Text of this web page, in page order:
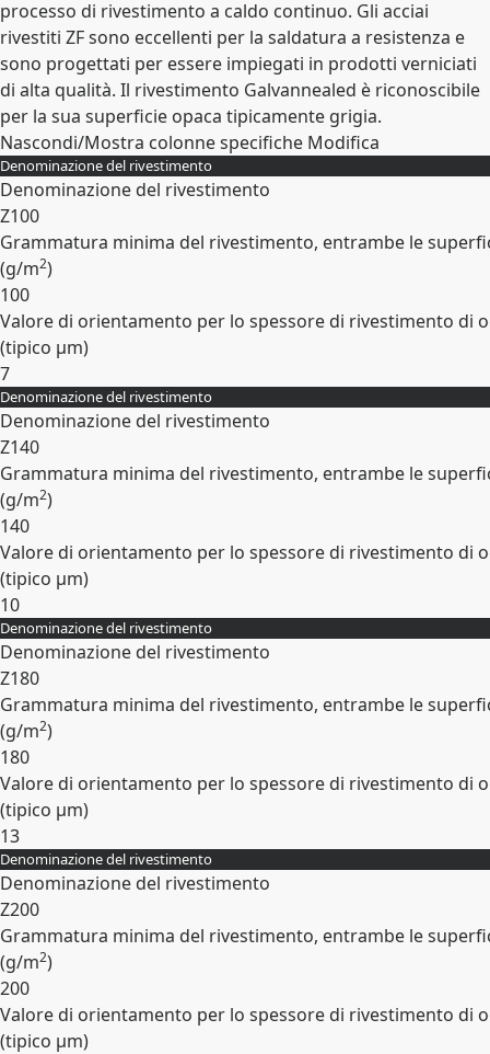
processo di rivestimento a caldo continuo. Gli acciai
rivestiti ZF sono eccellenti per la saldatura a resistenza e
sono progettati per essere impiegati in prodotti verniciati
di alta qualità. Il rivestimento Galvannealed è riconoscibile
per la sua superficie opaca tipicamente grigia.
Nascondi/Mostra colonne specifiche Modifica
Denominazione del rivestimento
Denominazione del rivestimento
Z100
Grammatura minima del rivestimento, entrambe le
(g/m2)
100
Valore di orientamento per lo spessore di rivestimento di
(tipico µm)
7
Espandi
Denominazione del rivestimento
Denominazione del rivestimento
Z140
Grammatura minima del rivestimento, entrambe le
(g/m2)
140
Valore di orientamento per lo spessore di rivestimento di
(tipico µm)
10
Espandi
Denominazione del rivestimento
Denominazione del rivestimento
Z180
Grammatura minima del rivestimento, entrambe le
(g/m2)
180
Valore di orientamento per lo spessore di rivestimento di
(tipico µm)
13
Espandi
Denominazione del rivestimento
Denominazione del rivestimento
Z200
Grammatura minima del rivestimento, entrambe le
(g/m2)
200
Valore di orientamento per lo spessore di rivestimento di
(tipico µm)